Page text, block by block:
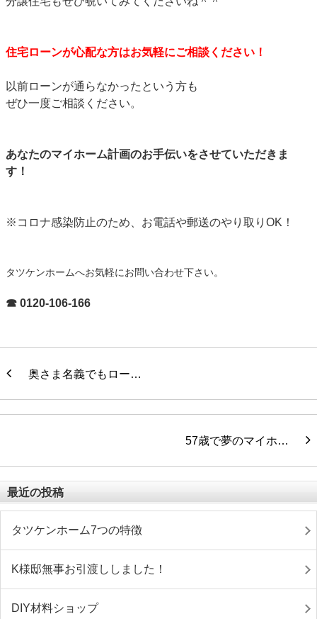
住宅ローンが心配な方はお気軽にご相談ください！
以前ローンが通らなかったという方も
ぜひ一度ご相談ください。
あなたのマイホーム計画のお手伝いをさせていただきま
す！
※コロナ感染防止のため、お電話や郵送のやり取りOK！
タツケンホームへお気軽にお問い合わせ下さい。
☎ 0120-106-166
奥さま名義でもロー…
57歳で夢のマイホ…
最近の投稿
タツケンホーム7つの特徴
K様邸無事お引渡ししました！
DIY材料ショップ